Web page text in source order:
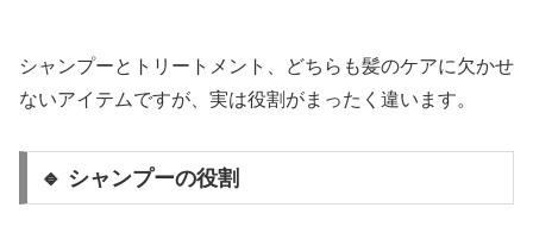
シャンプーとトリートメント、どちらも髪のケアに欠かせ
ないアイテムですが、実は役割がまったく違います。
🔹 シャンプーの役割